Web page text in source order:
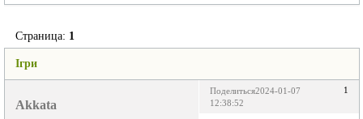
Ігри
Страница: 1
Поделиться 1
2024-01-07
12:38:52
Akkata